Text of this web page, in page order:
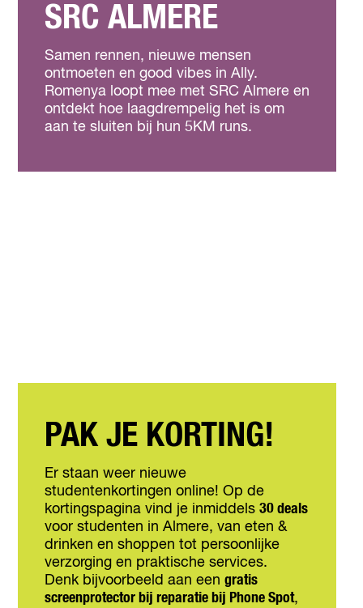
SRC ALMERE
Samen rennen, nieuwe mensen
ontmoeten en good vibes in Ally.
Romenya loopt mee met SRC Almere en
ontdekt hoe laagdrempelig het is om
aan te sluiten bij hun 5KM runs.
PAK JE KORTING!
Er staan weer nieuwe
studentenkortingen online! Op de
kortingspagina vind je inmiddels 30 deals
voor studenten in Almere, van eten &
drinken en shoppen tot persoonlijke
verzorging en praktische services.
Denk bijvoorbeeld aan een gratis
screenprotector bij reparatie bij Phone Spot,